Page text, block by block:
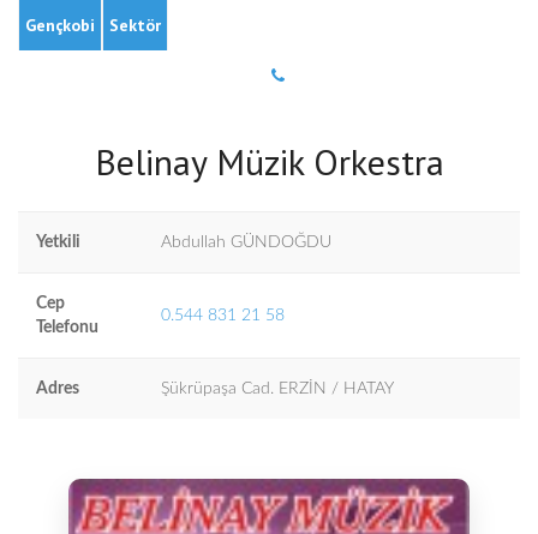
Gençkobi Sektör
Belinay Müzik Orkestra
Yetkili Abdullah GÜNDOĞDU
Cep
Telefonu
0.544 831 21 58
Adres Şükrüpaşa Cad. ERZİN / HATAY